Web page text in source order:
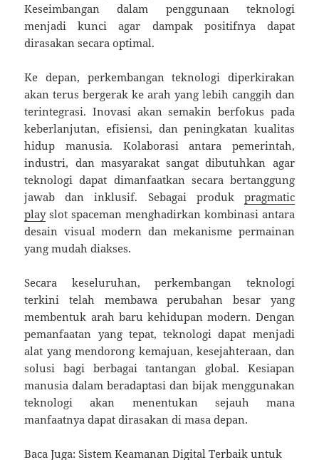
Keseimbangan dalam penggunaan teknologi
menjadi kunci agar dampak positifnya dapat
dirasakan secara optimal.
Ke depan, perkembangan teknologi diperkirakan
akan terus bergerak ke arah yang lebih canggih dan
terintegrasi. Inovasi akan semakin berfokus pada
keberlanjutan, efisiensi, dan peningkatan kualitas
hidup manusia. Kolaborasi antara pemerintah,
industri, dan masyarakat sangat dibutuhkan agar
teknologi dapat dimanfaatkan secara bertanggung
jawab dan inklusif. Sebagai produk pragmatic
playslot spaceman menghadirkan kombinasi antara
desain visual modern dan mekanisme permainan
yang mudah diakses.
Secara keseluruhan, perkembangan teknologi
terkini telah membawa perubahan besar yang
membentuk arah baru kehidupan modern. Dengan
pemanfaatan yang tepat, teknologi dapat menjadi
alat yang mendorong kemajuan, kesejahteraan, dan
solusi bagi berbagai tantangan global. Kesiapan
manusia dalam beradaptasi dan bijak menggunakan
teknologi akan menentukan sejauh mana
manfaatnya dapat dirasakan di masa depan.
Baca Juga:Sistem Keamanan Digital Terbaik untuk